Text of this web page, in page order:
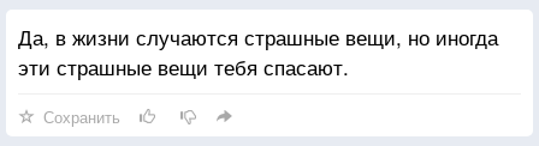
Да, в жизни случаются страшные вещи, но иногда
эти страшные вещи тебя спасают.
Сохранить